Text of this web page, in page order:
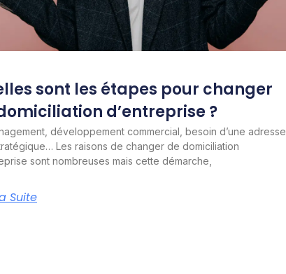
sont les étapes pour changer
d’entreprise ?
développement commercial, besoin d’une adresse
Les raisons de changer de domiciliation
sont nombreuses mais cette démarche,
Suite